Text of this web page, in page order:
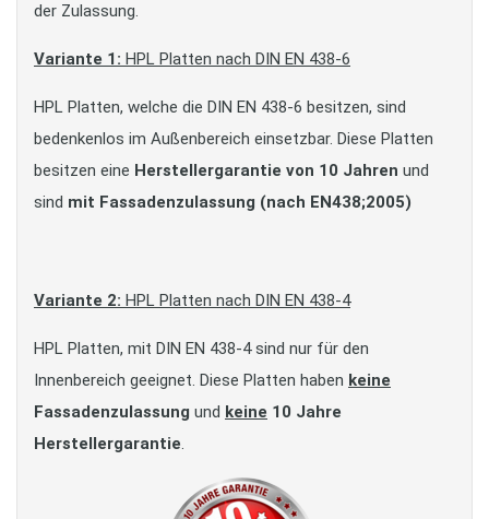
der Zulassung.
Variante 1: HPL Platten nach DIN EN 438-6
HPL Platten, welche die DIN EN 438-6 besitzen, sind
bedenkenlos im Außenbereich einsetzbar. Diese Platten
besitzen eine Herstellergarantie von 10 Jahren und
sind mit Fassadenzulassung (nach EN438;2005)
Variante 2: HPL Platten nach DIN EN 438-4
HPL Platten, mit DIN EN 438-4 sind nur für den
Innenbereich geeignet. Diese Platten haben keine
Fassadenzulassung und keine 10 Jahre
Herstellergarantie.